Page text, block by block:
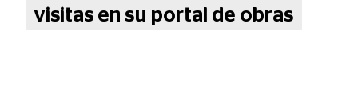
visitas en su portal de obras